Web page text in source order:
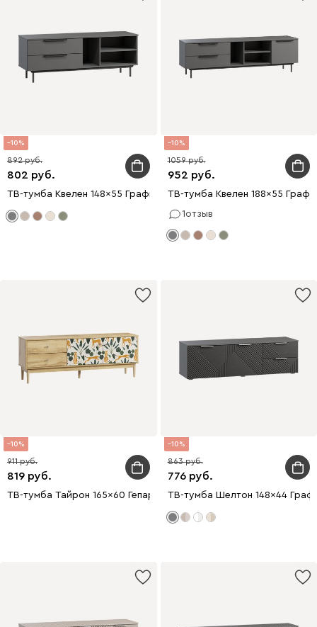
10
802
892
ТВ-тумба Квелен 148x55 Графитовый
10
952
1059
ТВ-тумба Квелен 188x55
1отзыв
10
819
911
ТВ-тумба Тайрон 165x60 Гепард
10
776
863
ТВ-тумба Шелтон 148x44